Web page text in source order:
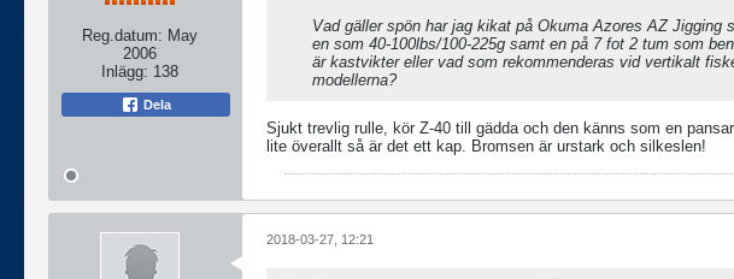
Reg.datum: May
2006
Inlägg: 138
Dela
Vad gäller spön har jag kikat på Okuma Azores AZ Jigging
en som 40-100lbs/100-225g samt en på 7 fot 2 tum som
är kastvikter eller vad som rekommenderas vid vertikalt
modellerna?
Sjukt trevlig rulle, kör Z-40 till gädda och den känns som en
lite överallt så är det ett kap. Bromsen är urstark och silkeslen!
2018-03-27, 12:21